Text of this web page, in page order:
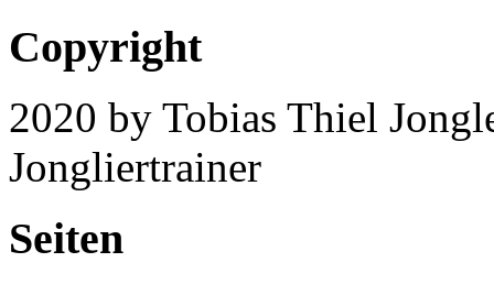
Copyright
2020 by Tobias Thiel
Jongliertrainer
Seiten